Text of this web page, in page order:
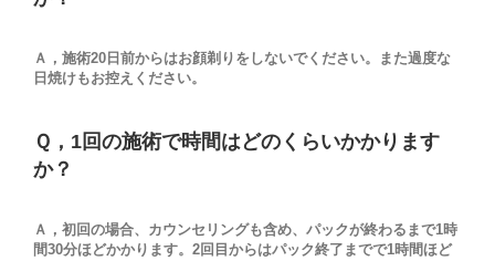
Ａ，施術20日前からはお顔剃りをしないでください。また過度な
日焼けもお控えください。
Ｑ，1回の施術で時間はどのくらいかかります
か？
Ａ，初回の場合、カウンセリングも含め、パックが終わるまで1時
間30分ほどかかります。2回目からはパック終了までで1時間ほど